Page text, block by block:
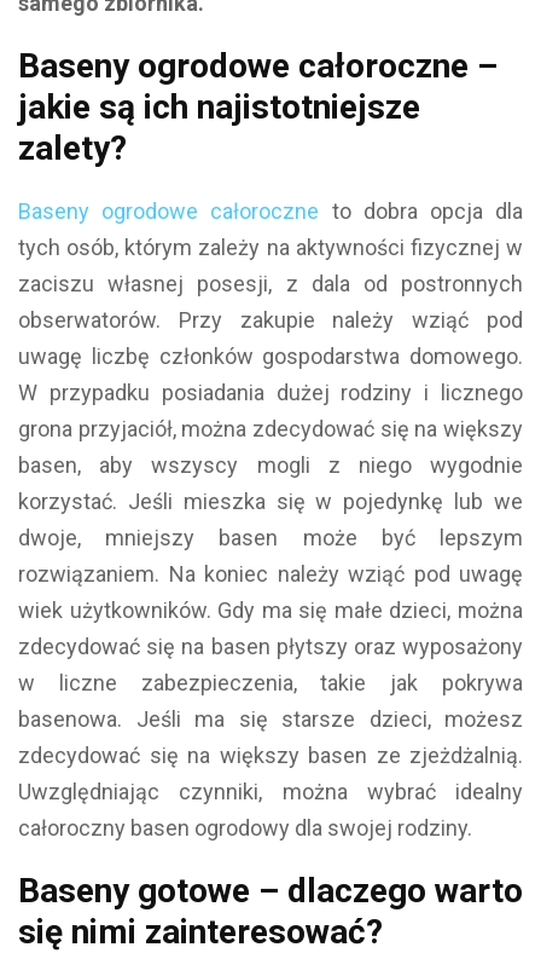
Baseny ogrodowe całoroczne –
jakie są ich najistotniejsze
zalety?
Baseny ogrodowe całoroczne to dobra opcja dla
tych osób, którym zależy na aktywności fizycznej w
zaciszu własnej posesji, z dala od postronnych
obserwatorów. Przy zakupie należy wziąć pod
uwagę liczbę członków gospodarstwa domowego.
W przypadku posiadania dużej rodziny i licznego
grona przyjaciół, można zdecydować się na większy
basen, aby wszyscy mogli z niego wygodnie
korzystać. Jeśli mieszka się w pojedynkę lub we
dwoje, mniejszy basen może być lepszym
rozwiązaniem. Na koniec należy wziąć pod uwagę
wiek użytkowników. Gdy ma się małe dzieci, można
zdecydować się na basen płytszy oraz wyposażony
w liczne zabezpieczenia, takie jak pokrywa
basenowa. Jeśli ma się starsze dzieci, możesz
zdecydować się na większy basen ze zjeżdżalnią.
Uwzględniając czynniki, można wybrać idealny
całoroczny basen ogrodowy dla swojej rodziny.
Baseny gotowe – dlaczego warto
się nimi zainteresować?